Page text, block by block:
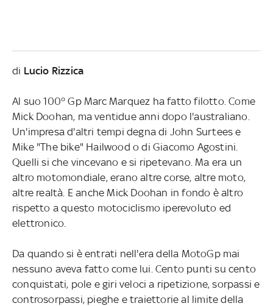
di Lucio Rizzica
Al suo 100° Gp Marc Marquez ha fatto filotto. Come
Mick Doohan, ma ventidue anni dopo l'australiano.
Un'impresa d'altri tempi degna di John Surtees e
Mike "The bike" Hailwood o di Giacomo Agostini.
Quelli si che vincevano e si ripetevano. Ma era un
altro motomondiale, erano altre corse, altre moto,
altre realtà. E anche Mick Doohan in fondo è altro
rispetto a questo motociclismo iperevoluto ed
elettronico.
Da quando si è entrati nell'era della MotoGp mai
nessuno aveva fatto come lui. Cento punti su cento
conquistati, pole e giri veloci a ripetizione, sorpassi e
controsorpassi, pieghe e traiettorie al limite della